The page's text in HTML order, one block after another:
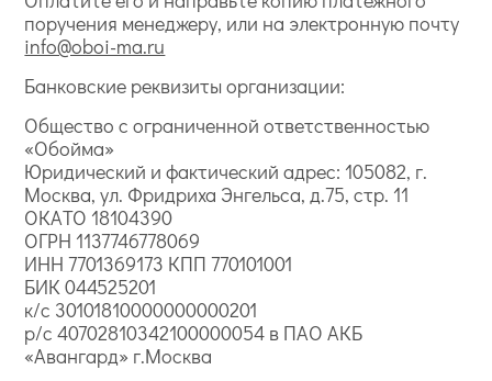
поручения менеджеру, или на электронную почту
info@oboi-ma.ru
Банковские реквизиты организации:
Общество с ограниченной ответственностью
«Обойма»
Юридический и фактический адрес: 105082, г.
Москва, ул. Фридриха Энгельса, д.75, стр. 11
ОКАТО 18104390
ОГРН 1137746778069
ИНН 7701369173 КПП 770101001
БИК 044525201
к/с 30101810000000000201
р/с 40702810342100000054 в ПАО АКБ
«Авангард» г.Москва